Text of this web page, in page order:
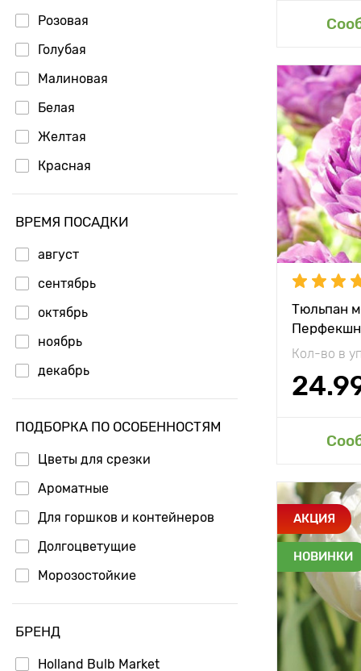
Розовая
Голубая
Малиновая
Белая
Желтая
Красная
ВРЕМЯ ПОСАДКИ
август
сентябрь
октябрь
ноябрь
декабрь
ПОДБОРКА ПО ОСОБЕННОСТЯМ
Цветы для срезки
Ароматные
Для горшков и контейнеров
Долгоцветущие
Морозостойкие
БРЕНД
Holland Bulb Market
Тюльпан
Перфекшн
Кол-во в
Высота
Растояние
растениями
Глубина
АКЦИЯ
НОВИНКИ
Высота
Растояние
растениями